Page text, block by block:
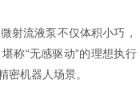
射流液泵不仅体积小巧，
称“无感驱动”的理想执行
密机器人场景。